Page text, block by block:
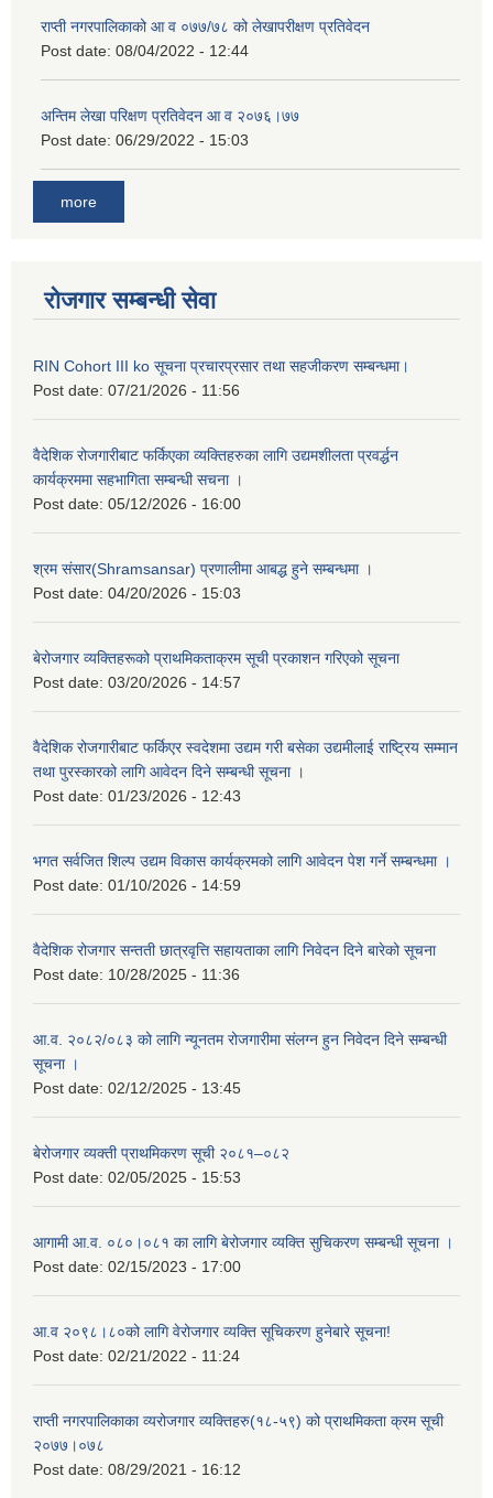
राप्ती नगरपालिकाको आ व ०७७/७८ को लेखापरीक्षण प्रतिवेदन
Post date: 08/04/2022 - 12:44
अन्तिम लेखा परिक्षण प्रतिवेदन आ व २०७६।७७
Post date: 06/29/2022 - 15:03
more
रोजगार सम्बन्धी सेवा
RIN Cohort III ko सूचना प्रचारप्रसार तथा सहजीकरण सम्बन्धमा।
Post date: 07/21/2026 - 11:56
वैदेशिक रोजगारीबाट फर्किएका व्यक्तिहरुका लागि उद्यमशीलता प्रवर्द्धन
कार्यक्रममा सहभागिता सम्बन्धी सचना ।
Post date: 05/12/2026 - 16:00
श्रम संसार(Shramsansar) प्रणालीमा आबद्ध हुने सम्बन्धमा ।
Post date: 04/20/2026 - 15:03
बेरोजगार व्यक्तिहरूको प्राथमिकताक्रम सूची प्रकाशन गरिएको सूचना
Post date: 03/20/2026 - 14:57
वैदेशिक रोजगारीबाट फर्किएर स्वदेशमा उद्यम गरी बसेका उद्यमीलाई राष्ट्रिय सम्मान
तथा पुरस्कारको लागि आवेदन दिने सम्बन्धी सूचना ।
Post date: 01/23/2026 - 12:43
भगत सर्वजित शिल्प उद्यम विकास कार्यक्रमको लागि आवेदन पेश गर्ने सम्बन्धमा ।
Post date: 01/10/2026 - 14:59
वैदेशिक रोजगार सन्तती छात्रवृत्ति सहायताका लागि निवेदन दिने बारेको सूचना
Post date: 10/28/2025 - 11:36
आ.व. २०८२/०८३ को लागि न्यूनतम रोजगारीमा संलग्न हुन निवेदन दिने सम्बन्धी
सूचना ।
Post date: 02/12/2025 - 13:45
बेरोजगार व्यक्ती प्राथमिकरण सूची २०८१–०८२
Post date: 02/05/2025 - 15:53
आगामी आ.व. ०८०।०८१ का लागि बेरोजगार व्यक्ति सुचिकरण सम्बन्धी सूचना ।
Post date: 02/15/2023 - 17:00
आ.व २०९८।८०को लागि वेरोजगार व्यक्ति सूचिकरण हुनेबारे सूचना!
Post date: 02/21/2022 - 11:24
राप्ती नगरपालिकाका व्यरोजगार व्यक्तिहरु(१८-५९) को प्राथमिकता क्रम सूची
२०७७।०७८
Post date: 08/29/2021 - 16:12